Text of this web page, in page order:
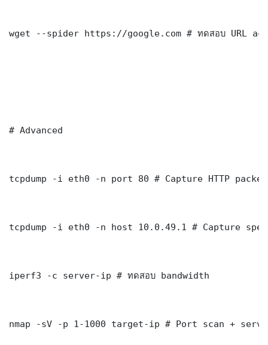
wget --spider https://google.com # ทดสอบ URL
# Advanced
tcpdump -i eth0 -n port 80 # Capture HTTP
tcpdump -i eth0 -n host 10.0.49.1 # Capture
iperf3 -c server-ip # ทดสอบ bandwidth
nmap -sV -p 1-1000 target-ip # Port scan +